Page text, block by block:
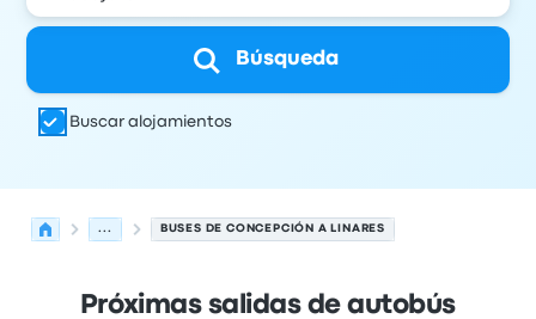
Búsqueda
Buscar alojamientos
... BUSES DE CONCEPCIÓN A LINARES
Próximas salidas de autobús